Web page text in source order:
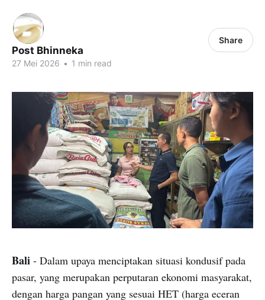
Post Bhinneka
27 Mei 2026 • 1 min read
Share
Bali - Dalam upaya menciptakan situasi kondusif pada
pasar, yang merupakan perputaran ekonomi masyarakat,
dengan harga pangan yang sesuai HET (harga eceran